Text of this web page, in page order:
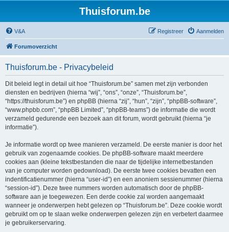
Thuisforum.be
V&A Aanmelden
Registreer
Forumoverzicht
Thuisforum.be - Privacybeleid
Dit beleid legt in detail uit hoe “Thuisforum.be” samen met zijn verbonden
diensten en bedrijven (hierna “wij”, “ons”, “onze”, “Thuisforum.be”,
“https://thuisforum.be”) en phpBB (hierna “zij”, “hun”, “zijn”, “phpBB-software”,
“www.phpbb.com”, “phpBB Limited”, “phpBB-teams”) de informatie die wordt
verzameld gedurende een bezoek aan dit forum, wordt gebruikt (hierna “je
informatie”).
Je informatie wordt op twee manieren verzameld. De eerste manier is door het
gebruik van zogenaamde cookies. De phpBB-software maakt meerdere
cookies aan (kleine tekstbestanden die naar de tijdelijke internetbestanden
van je computer worden gedownload). De eerste twee cookies bevatten een
indentificatienummer (hierna “user-id”) en een anoniem sessienummer (hierna
“session-id”). Deze twee nummers worden automatisch door de phpBB-
software aan je toegewezen. Een derde cookie zal worden aangemaakt
wanneer je onderwerpen hebt gelezen op “Thuisforum.be”. Deze cookie wordt
gebruikt om op te slaan welke onderwerpen gelezen zijn en verbetert daarmee
je gebruikerservaring.